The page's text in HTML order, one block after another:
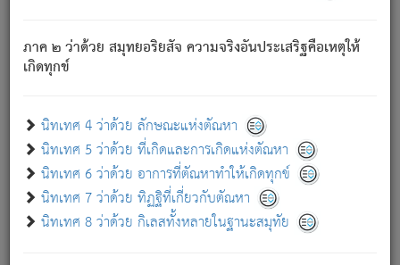
ภาค ๒ ว่าด้วย สมุทยอริยสัจ ความจริงอันประเสริฐคือเหตุให้
เกิดทุกข์
นิทเทศ 4 ว่าด้วย ลักษณะแห่งตัณหา
นิทเทศ 5 ว่าด้วย ที่เกิดและการเกิดแห่งตัณหา
นิทเทศ 6 ว่าด้วย อาการที่ตัณหาทำให้เกิดทุกข์
นิทเทศ 7 ว่าด้วย ทิฏฐิที่เกี่ยวกับตัณหา
นิทเทศ 8 ว่าด้วย กิเลสทั้งหลายในฐานะสมุทัย
อันเป็นไปในที่หรือเวลาทั้งปวง[3]เพื่อความมีแห่งประโยชน์โดย
ประการทั้งปวง; ภพทั้งหลายทั้งหมดนั้น ไม่เที่ยง เป็นทุกข์ มี
ความแปรปรวนเป็นธรรมดา.
อย่างนี้อยู่; เขาย่อมละภวตัณหาได้ และไม่เพลิดเพลินวิภวตัณหา
ด้วย.
ความดับเพราะความสำรอกไม่เหลือ (แห่งภพทั้งหลาย)
เพราะความสิ้นไปแห่งตัณหาโดยประการทั้งปวง นั้นคือ
นิพพาน.
ภพใหม่ย่อมไม่มีแก่ภิกษุนั้น ผู้ดับเย็นสนิทแล้ว เพราะไม่มี